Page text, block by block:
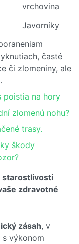
vrchovina
Javorníky
časté
či zlomeniny, ale
poistia na hory
zlomenú nohu?
trasy.
škody
starostlivosti
zdravotné
zásah, v
výkonom